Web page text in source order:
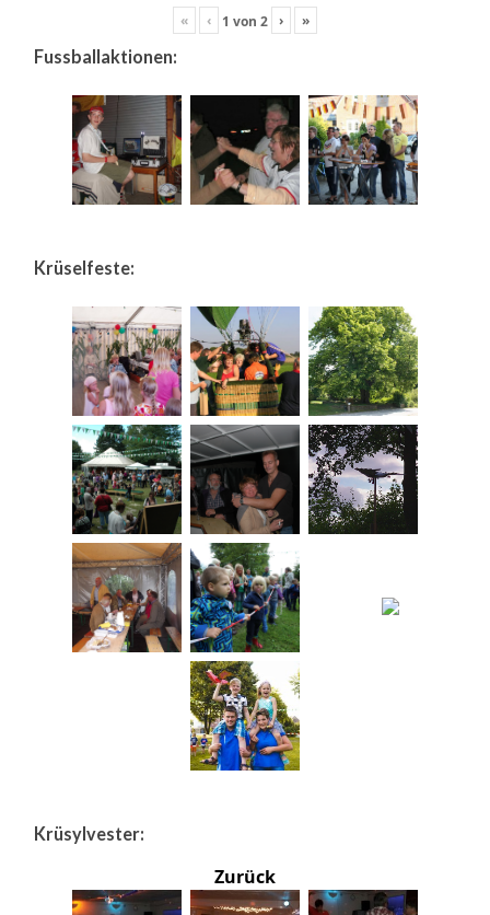
« ‹ 1 von 2 › »
Fussballaktionen:
Krüselfeste:
Krüsylvester:
Zurück